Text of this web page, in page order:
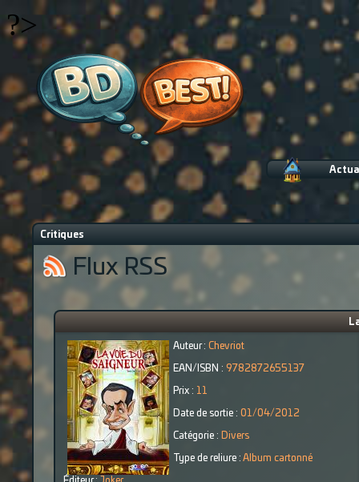
?>
Critiques
Flux RSS
Auteur : Chevriot
EAN/ISBN : 9782872655137
Prix : 11
Date de sortie : 01/04/2012
Catégorie : Divers
Type de reliure : Album cartonné